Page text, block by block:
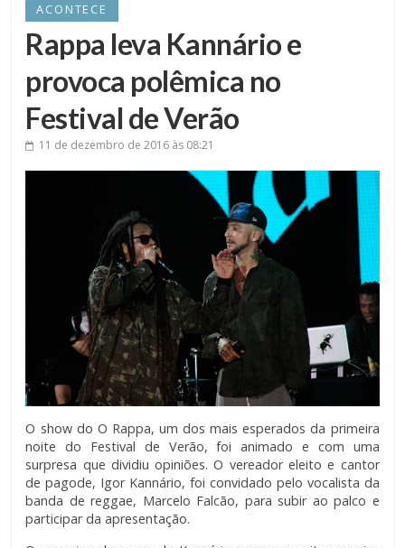
ACONTECE
Rappa leva Kannário e
provoca polêmica no
Festival de Verão
11 de dezembro de 2016 às 08:21
O show do O Rappa, um dos mais esperados da primeira
noite do Festival de Verão, foi animado e com uma
surpresa que dividiu opiniões. O vereador eleito e cantor
de pagode, Igor Kannário, foi convidado pelo vocalista da
banda de reggae, Marcelo Falcão, para subir ao palco e
participar da apresentação.